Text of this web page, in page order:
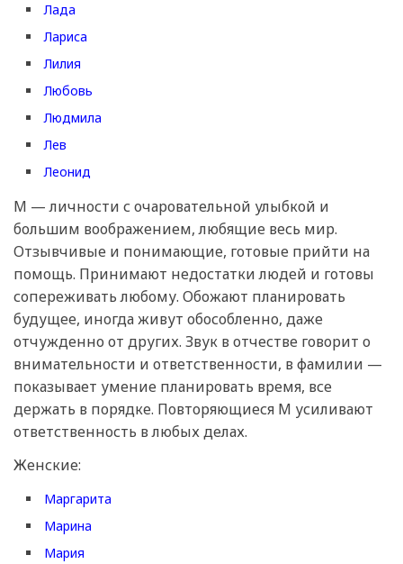
Лада
Лариса
Лилия
Любовь
Людмила
Лев
Леонид
М — личности с очаровательной улыбкой и
большим воображением, любящие весь мир.
Отзывчивые и понимающие, готовые прийти на
помощь. Принимают недостатки людей и готовы
сопереживать любому. Обожают планировать
будущее, иногда живут обособленно, даже
отчужденно от других. Звук в отчестве говорит о
внимательности и ответственности, в фамилии —
показывает умение планировать время, все
держать в порядке. Повторяющиеся М усиливают
ответственность в любых делах.
Женские:
Маргарита
Марина
Мария